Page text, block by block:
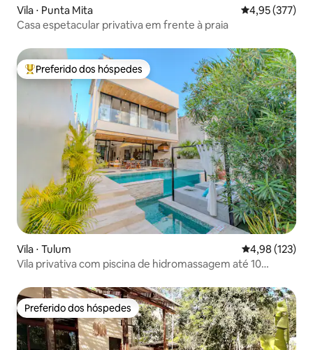
Vila ⋅ Punta Mita 4,95 de uma
4,95 (377)
Casa espetacular privativa em frente à praia
Entre os melhores preferidos dos hóspedes
Preferido dos hóspedes
Vila ⋅ Tulum 4,98 de uma
4,98 (123)
Vila privativa com piscina de hidromassagem até 10
Preferido dos hóspedes
Preferido dos hóspedes